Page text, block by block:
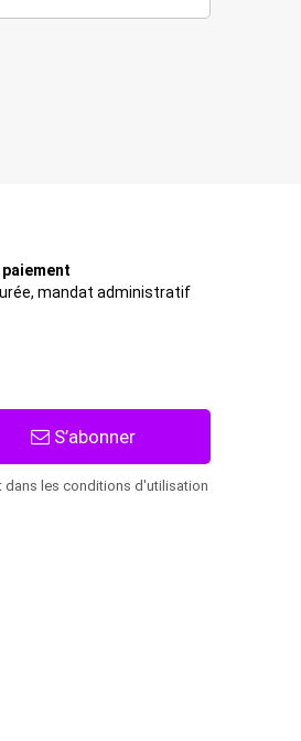
mandat administratif
S’abonner
dans les conditions d'utilisation